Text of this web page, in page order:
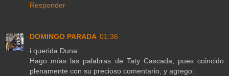
Responder
DOMINGO PARADA 01:36
i querida Duna:
Hago mías las palabras de Taty Cascada, pues coincido
plenamente con su precioso comentario; y agrego: